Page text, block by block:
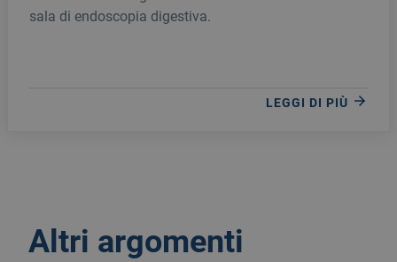
sala di endoscopia digestiva.
LEGGI DI PIÙ
Altri argomenti